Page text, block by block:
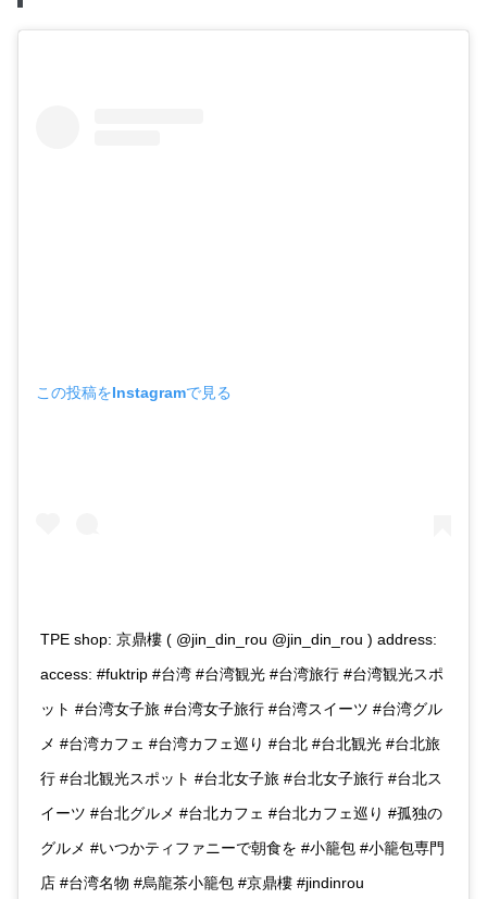
この投稿をInstagramで見る
TPE shop: 京鼎樓 ( @jin_din_rou @jin_din_rou ) address:
access: #fuktrip #台湾 #台湾観光 #台湾旅行 #台湾観光スポ
ット #台湾女子旅 #台湾女子旅行 #台湾スイーツ #台湾グル
メ #台湾カフェ #台湾カフェ巡り #台北 #台北観光 #台北旅
行 #台北観光スポット #台北女子旅 #台北女子旅行 #台北ス
イーツ #台北グルメ #台北カフェ #台北カフェ巡り #孤独の
グルメ #いつかティファニーで朝食を #小籠包 #小籠包専門
店 #台湾名物 #烏龍茶小籠包 #京鼎樓 #jindinrou